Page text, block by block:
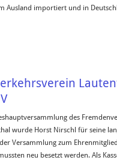
Ausland importiert und in
des
wurde Horst Nirschl für seine
Versammlung zum
neu besetzt werden. Als